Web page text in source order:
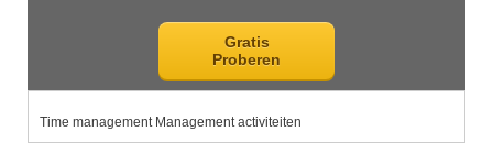
Gratis
Proberen
Time management Management activiteiten